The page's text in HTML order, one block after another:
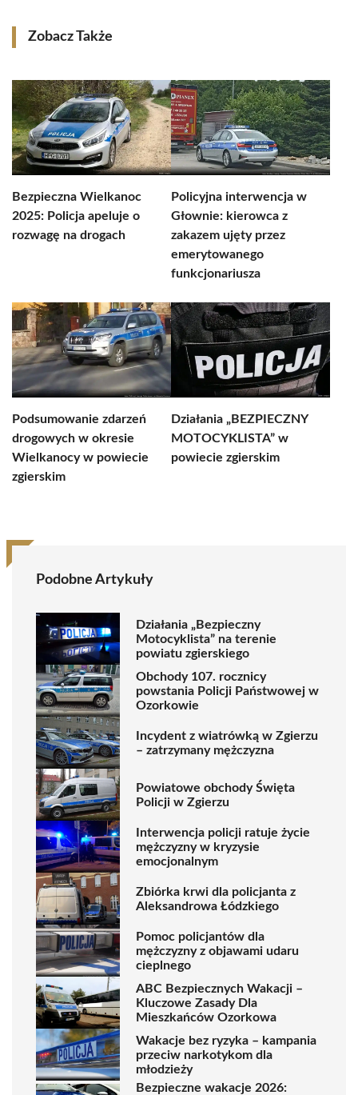
Zobacz Także
Bezpieczna Wielkanoc
2025: Policja apeluje o
rozwagę na drogach
Policyjna interwencja w
Głownie: kierowca z
zakazem ujęty przez
emerytowanego
funkcjonariusza
Podsumowanie zdarzeń
drogowych w okresie
Wielkanocy w powiecie
zgierskim
Działania „BEZPIECZNY
MOTOCYKLISTA” w
powiecie zgierskim
Podobne Artykuły
Działania „Bezpieczny
Motocyklista” na terenie
powiatu zgierskiego
Obchody 107. rocznicy
powstania Policji Państwowej w
Ozorkowie
Incydent z wiatrówką w Zgierzu
– zatrzymany mężczyzna
Powiatowe obchody Święta
Policji w Zgierzu
Interwencja policji ratuje życie
mężczyzny w kryzysie
emocjonalnym
Zbiórka krwi dla policjanta z
Aleksandrowa Łódzkiego
Pomoc policjantów dla
mężczyzny z objawami udaru
cieplnego
ABC Bezpiecznych Wakacji –
Kluczowe Zasady Dla
Mieszkańców Ozorkowa
Wakacje bez ryzyka – kampania
przeciw narkotykom dla
młodzieży
Bezpieczne wakacje 2026: